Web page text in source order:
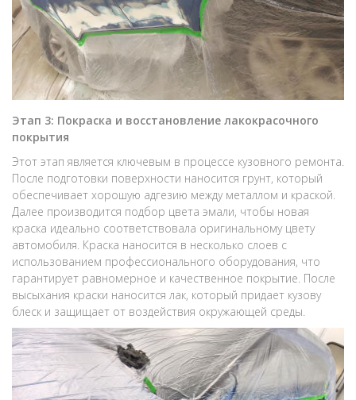
Этап 3: Покраска и восстановление лакокрасочного
покрытия
Этот этап является ключевым в процессе кузовного ремонта.
После подготовки поверхности наносится грунт, который
обеспечивает хорошую адгезию между металлом и краской.
Далее производится подбор цвета эмали, чтобы новая
краска идеально соответствовала оригинальному цвету
автомобиля. Краска наносится в несколько слоев с
использованием профессионального оборудования, что
гарантирует равномерное и качественное покрытие. После
высыхания краски наносится лак, который придает кузову
блеск и защищает от воздействия окружающей среды.